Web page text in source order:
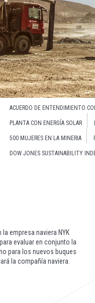
ACUERDO DE ENTENDIMIENTO
PLANTA CON ENERGÍA SOLAR
500 MUJERES EN LA MINERIA
DOW JONES SUSTAINABILITY
empresa naviera NYK
evaluar en conjunto la
para los nuevos buques
la compañía naviera.